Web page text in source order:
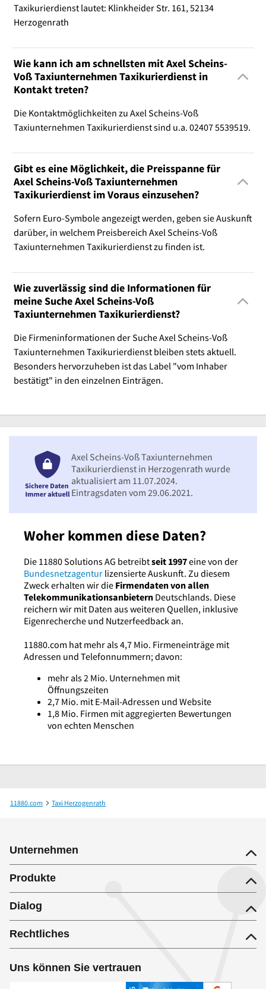
Taxikurierdienst lautet: Klinkheider Str. 161, 52134
Herzogenrath
Wie kann ich am schnellsten mit Axel Scheins-
Voß Taxiunternehmen Taxikurierdienst in
Kontakt treten?
Die Kontaktmöglichkeiten zu Axel Scheins-Voß
Taxiunternehmen Taxikurierdienst sind u.a. 02407 5539519.
Gibt es eine Möglichkeit, die Preisspanne für
Axel Scheins-Voß Taxiunternehmen
Taxikurierdienst im Voraus einzusehen?
Sofern Euro-Symbole angezeigt werden, geben sie Auskunft
darüber, in welchem Preisbereich Axel Scheins-Voß
Taxiunternehmen Taxikurierdienst zu finden ist.
Wie zuverlässig sind die Informationen für
meine Suche Axel Scheins-Voß
Taxiunternehmen Taxikurierdienst?
Die Firmeninformationen der Suche Axel Scheins-Voß
Taxiunternehmen Taxikurierdienst bleiben stets aktuell.
Besonders hervorzuheben ist das Label "vom Inhaber
bestätigt" in den einzelnen Einträgen.
Woher kommen diese Daten?
Die 11880 Solutions AG betreibtseit 1997eine von der
Bundesnetzagentur lizensierte Auskunft. Zu diesem
Zweck erhalten wir die Firmendaten von allen
Telekommunikationsanbietern Deutschlands. Diese
reichern wir mit Daten aus weiteren Quellen, inklusive
Eigenrecherche und Nutzerfeedback an.
11880.com hat mehr als 4,7 Mio. Firmeneinträge mit
Adressen und Telefonnummern; davon:
mehr als 2 Mio. Unternehmen mit
Öffnungszeiten
2,7 Mio. mit E-Mail-Adressen und Website
1,8 Mio. Firmen mit aggregierten Bewertungen
von echten Menschen
Axel Scheins-Voß Taxiunternehmen
Taxikurierdienst in Herzogenrath wurde
aktualisiert am 11.07.2024.
Eintragsdaten vom 29.06.2021.
11880.com
Taxi Herzogenrath
Unternehmen
Produkte
Dialog
Rechtliches
Uns können Sie vertrauen